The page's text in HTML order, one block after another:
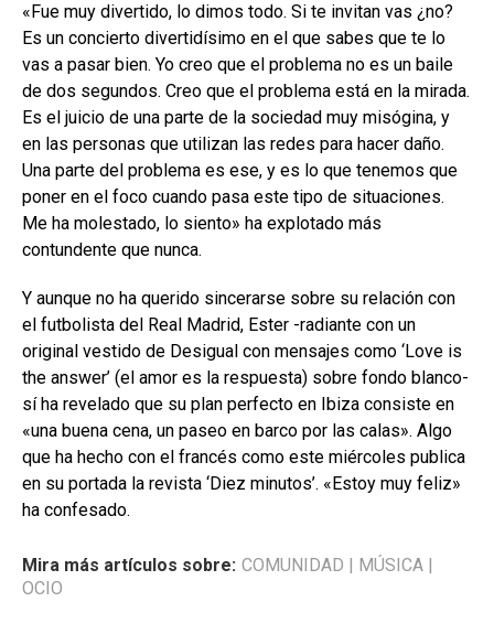
«Fue muy divertido, lo dimos todo. Si te invitan vas ¿no?
Es un concierto divertidísimo en el que sabes que te lo
vas a pasar bien. Yo creo que el problema no es un baile
de dos segundos. Creo que el problema está en la mirada.
Es el juicio de una parte de la sociedad muy misógina, y
en las personas que utilizan las redes para hacer daño.
Una parte del problema es ese, y es lo que tenemos que
poner en el foco cuando pasa este tipo de situaciones.
Me ha molestado, lo siento» ha explotado más
contundente que nunca.
Y aunque no ha querido sincerarse sobre su relación con
el futbolista del Real Madrid, Ester -radiante con un
original vestido de Desigual con mensajes como ‘Love is
the answer’ (el amor es la respuesta) sobre fondo blanco-
sí ha revelado que su plan perfecto en Ibiza consiste en
«una buena cena, un paseo en barco por las calas». Algo
que ha hecho con el francés como este miércoles publica
en su portada la revista ‘Diez minutos’. «Estoy muy feliz»
ha confesado.
Mira más artículos sobre: COMUNIDAD MÚSICA
OCIO